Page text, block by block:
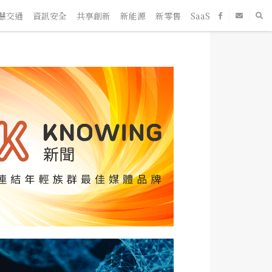
資訊安全 共享創新 新能源 新零售 SaaS 新創企業 人物